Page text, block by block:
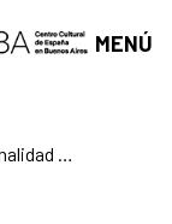
MENÚ
Jornada "Los tiempos de la transnacionalidad de la dictadura franquista"